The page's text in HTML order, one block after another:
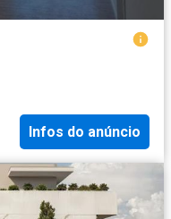
Infos do anúncio